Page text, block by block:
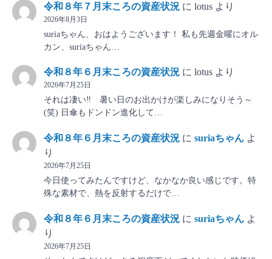
令和８年７月末ころの資産状況 に lotus より
2026年8月3日
suriaちゃん、おはようございます！ 私も先週金曜にオル
カン、suriaちゃん…
令和８年６月末ころの資産状況 に lotus より
2026年7月25日
それは凄い‼ 暑い日のお出かけが楽しみになりそう～
(笑) 日傘もドンドン進化して…
令和８年６月末ころの資産状況 に suriaちゃん よ
り
2026年7月25日
今日使ってみたんですけど、なかなか良い感じです。特
殊な素材で、熱を反射するだけで…
令和８年６月末ころの資産状況 に suriaちゃん よ
り
2026年7月25日